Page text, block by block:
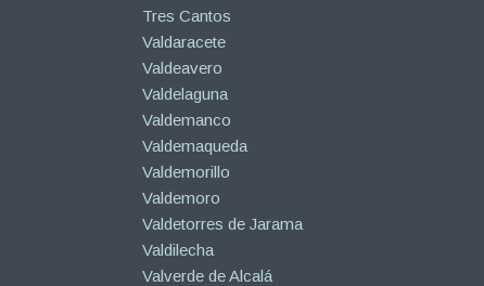
Tres Cantos
Valdaracete
Valdeavero
Valdelaguna
Valdemanco
Valdemaqueda
Valdemorillo
Valdemoro
Valdetorres de Jarama
Valdilecha
Valverde de Alcalá